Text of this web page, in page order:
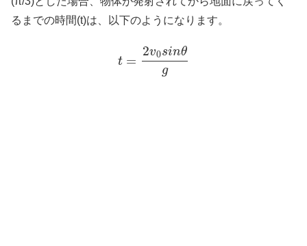
るまでの時間(t)は、以下のようになります。
t =
2v0sinθ
g